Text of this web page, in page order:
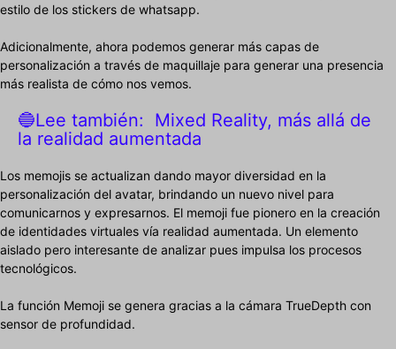
estilo de los stickers de whatsapp.
Adicionalmente, ahora podemos generar más capas de
personalización a través de maquillaje para generar una presencia
más realista de cómo nos vemos.
🔵Lee también:
Mixed Reality, más allá de
la realidad aumentada
Los memojis se actualizan dando mayor diversidad en la
personalización del avatar, brindando un nuevo nivel para
comunicarnos y expresarnos. El memoji fue pionero en la creación
de identidades virtuales vía realidad aumentada. Un elemento
aislado pero interesante de analizar pues impulsa los procesos
tecnológicos.
La función Memoji se genera gracias a la cámara TrueDepth con
sensor de profundidad.